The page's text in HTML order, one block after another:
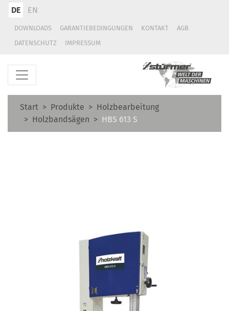
DE EN
DOWNLOADS GARANTIEBEDINGUNGEN KONTAKT
AGB
DATENSCHUTZ
IMPRESSUM
Start Produkte
Holzbearbeitung
Holzbandsägen
HBS 613 S